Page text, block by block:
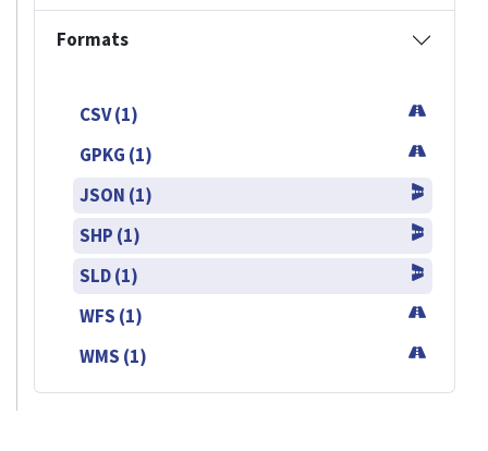
Formats
CSV (1)
GPKG (1)
JSON (1)
SHP (1)
SLD (1)
WFS (1)
WMS (1)